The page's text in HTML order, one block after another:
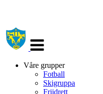
navigasjon
Våre grupper
Fotball
Skigruppa
Friidrett